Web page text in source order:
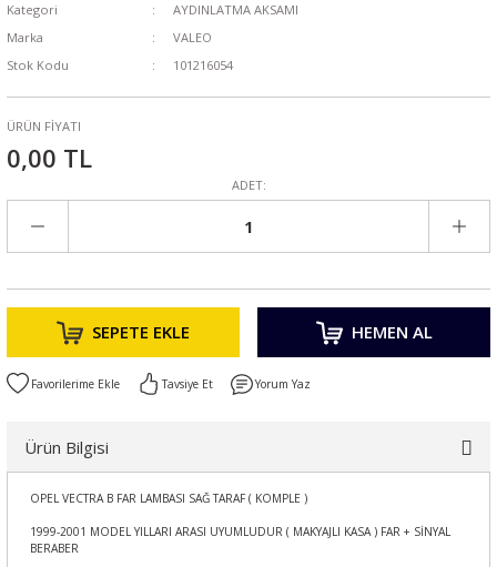
Kategori
AYDINLATMA AKSAMI
Marka
VALEO
Stok Kodu
101216054
ÜRÜN FİYATI
0,00 TL
ADET:
SEPETE EKLE HEMEN AL
Tavsiye Et Yorum Yaz
Ürün Bilgisi
OPEL VECTRA B FAR LAMBASI SAĞ TARAF ( KOMPLE )
1999-2001 MODEL YILLARI ARASI UYUMLUDUR ( MAKYAJLI KASA ) FAR + SİNYAL
BERABER